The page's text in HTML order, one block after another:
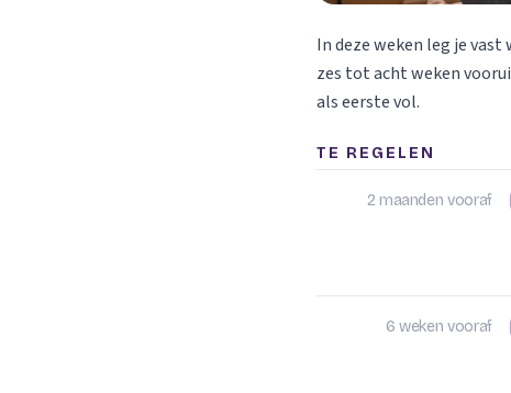
In deze weken leg je
zes tot acht weken
als eerste vol.
TE REGELEN
2 maanden vooraf
6 weken vooraf